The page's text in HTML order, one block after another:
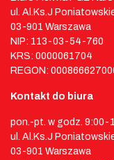
ul. Al.Ks.J
03-901 Warszawa
NIP: 113-03-54-760
KRS: 0000061704
REGON:
Kontakt do biura
pon.-pt. w godz. 9:00-
ul. Al.Ks.J
03-901 Warszawa